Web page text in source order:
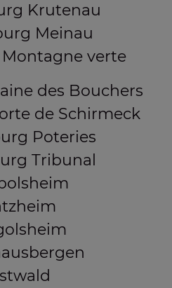
Krutenau
Meinau
verte
des Bouchers
de Schirmeck
Poteries
Tribunal